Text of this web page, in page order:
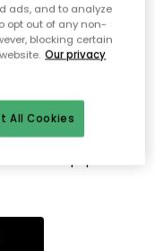
du
finns eller att den har
menyn ovan kan du
av våra populära
ads, and to analyze
opt out of any non-
blocking certain
Our privacy
All Cookies